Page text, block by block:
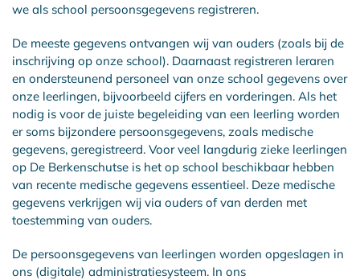
we als school persoonsgegevens registreren.
De meeste gegevens ontvangen wij van ouders (zoals bij de
inschrijving op onze school). Daarnaast registreren leraren
en ondersteunend personeel van onze school gegevens over
onze leerlingen, bijvoorbeeld cijfers en vorderingen. Als het
nodig is voor de juiste begeleiding van een leerling worden
er soms bijzondere persoonsgegevens, zoals medische
gegevens, geregistreerd. Voor veel langdurig zieke leerlingen
op De Berkenschutse is het op school beschikbaar hebben
van recente medische gegevens essentieel. Deze medische
gegevens verkrijgen wij via ouders of van derden met
toestemming van ouders.
De persoonsgegevens van leerlingen worden opgeslagen in
ons (digitale) administratiesysteem. In ons